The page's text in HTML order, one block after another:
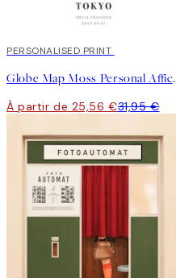
20%*
PERSONALISED PRINT
Globe
À partir de 25,56 €31,95 €